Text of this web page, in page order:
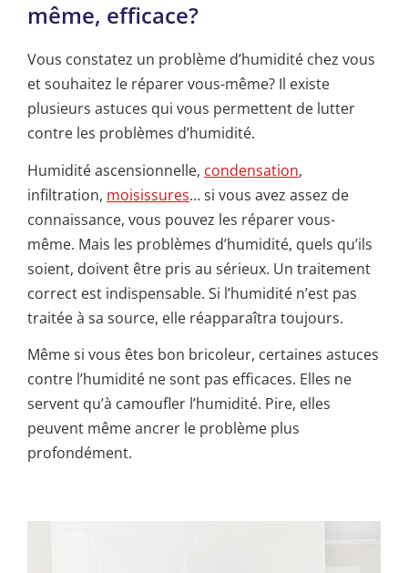
même, efficace?
Vous constatez un problème d’humidité chez vous
et souhaitez le réparer vous-même? Il existe
plusieurs astuces qui vous permettent de lutter
contre les problèmes d’humidité.
Humidité ascensionnelle, condensation,
infiltration, moisissures… si vous avez assez de
connaissance, vous pouvez les réparer vous-
même. Mais les problèmes d’humidité, quels qu’ils
soient, doivent être pris au sérieux. Un traitement
correct est indispensable. Si l’humidité n’est pas
traitée à sa source, elle réapparaîtra toujours.
Même si vous êtes bon bricoleur, certaines astuces
contre l’humidité ne sont pas efficaces. Elles ne
servent qu’à camoufler l’humidité. Pire, elles
peuvent même ancrer le problème plus
profondément.